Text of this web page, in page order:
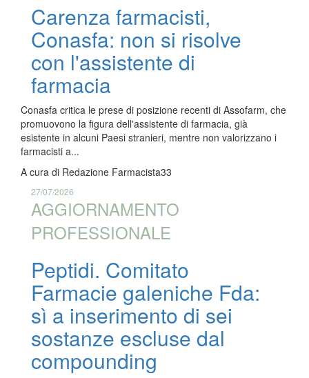
Carenza farmacisti,
Conasfa: non si risolve
con l'assistente di
farmacia
Conasfa critica le prese di posizione recenti di Assofarm, che
promuovono la figura dell'assistente di farmacia, già
esistente in alcuni Paesi stranieri, mentre non valorizzano i
farmacisti a...
A cura di Redazione Farmacista33
27/07/2026
AGGIORNAMENTO
PROFESSIONALE
Peptidi. Comitato
Farmacie galeniche Fda:
sì a inserimento di sei
sostanze escluse dal
compounding